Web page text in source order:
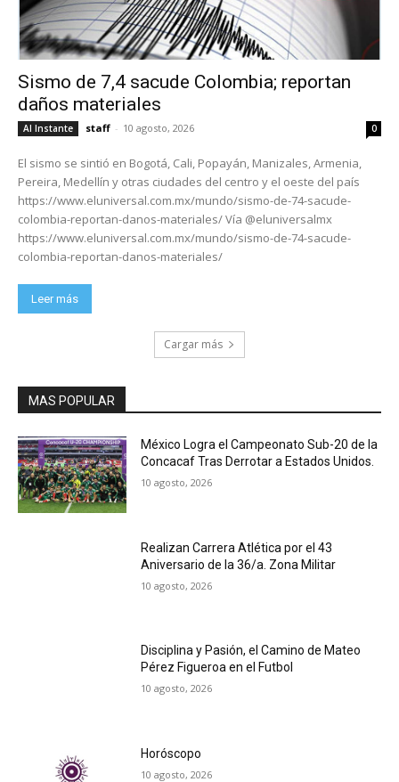
Sismo de 7,4 sacude Colombia; reportan
daños materiales
Al Instante staff - 10 agosto, 2026 0
El sismo se sintió en Bogotá, Cali, Popayán, Manizales, Armenia,
Pereira, Medellín y otras ciudades del centro y el oeste del país
https://www.eluniversal.com.mx/mundo/sismo-de-74-sacude-
colombia-reportan-danos-materiales/ Vía @eluniversalmx
https://www.eluniversal.com.mx/mundo/sismo-de-74-sacude-
colombia-reportan-danos-materiales/
Leer más
Cargar más
MAS POPULAR
México Logra el Campeonato Sub-20 de la
Concacaf Tras Derrotar a Estados Unidos.
10 agosto, 2026
Realizan Carrera Atlética por el 43
Aniversario de la 36/a. Zona Militar
10 agosto, 2026
Disciplina y Pasión, el Camino de Mateo
Pérez Figueroa en el Futbol
10 agosto, 2026
Horóscopo
10 agosto, 2026